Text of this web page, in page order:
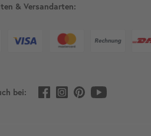
& Versandarten:
bei: